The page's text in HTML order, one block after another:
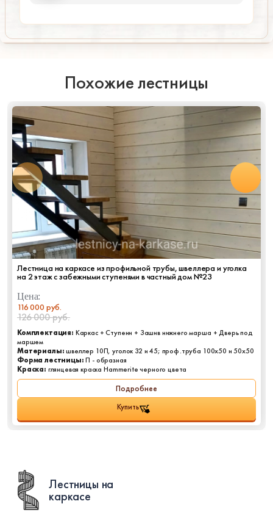
Похожие лестницы
Лестница на каркасе из профильной трубы, швеллера и уголка
на 2 этаж с забежными ступенями в частный дом №23
Цена:
116 000 руб.
126 000 руб.
Комплектация: Каркас + Ступени + Зашив нижнего марша + Дверь под
маршем
Материалы:швеллер 10П, уголок 32 и 45; проф.труба 100х50 и 50х50
Форма лестницы:П - образная
Краска: глянцевая краска Hammerite черного цвета
Подробнее
Купить
Лестницы на
каркасе